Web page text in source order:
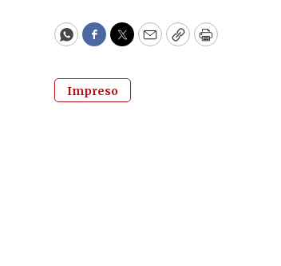
WhatsApp
Facebook
Twitter
EmailCopyPrint
Impreso